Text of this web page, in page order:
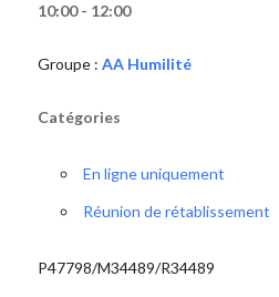
10:00 - 12:00
Groupe : AA Humilité
Catégories
En ligne uniquement
Réunion de rétablissement
P47798/M34489/R34489